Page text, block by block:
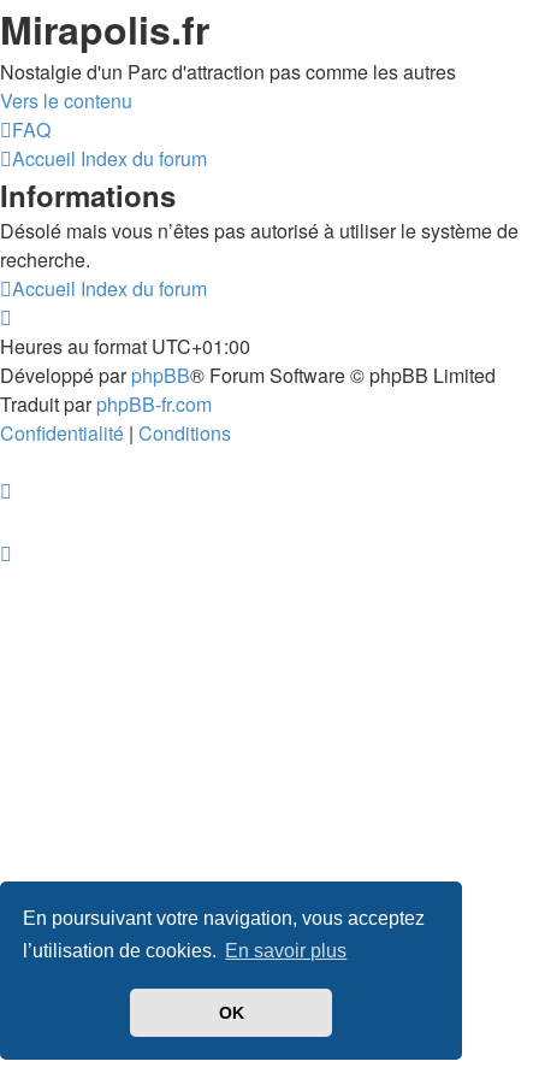
En poursuivant votre navigation, vous acceptez
l’utilisation de cookies. En savoir plus
OK
Mirapolis.fr
Nostalgie d'un Parc d'attraction pas comme les autres
Vers le contenu
FAQ
Accueil Index du forum
Informations
Désolé mais vous n’êtes pas autorisé à utiliser le système de
recherche.
Accueil Index du forum
Heures au format UTC+01:00
Développé parphpBB® Forum Software © phpBB Limited
Traduit parphpBB-fr.com
Confidentialité | Conditions